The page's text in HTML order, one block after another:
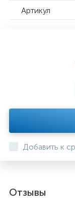
Артикул
Добавить к
Отзывы